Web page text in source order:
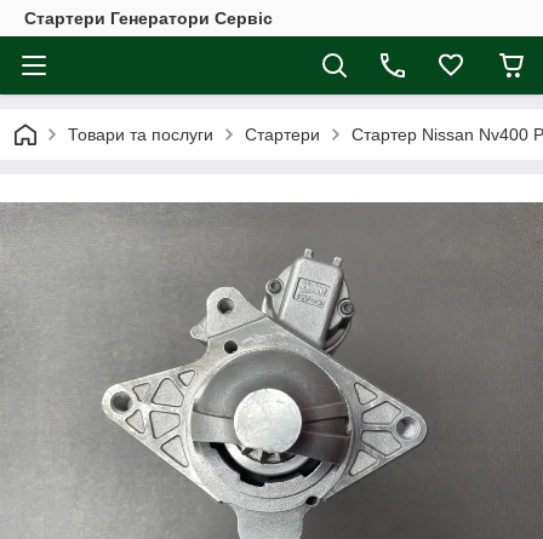
Стартери Генератори Сервіс
Товари та послуги Стартери Стартер Nissan Nv400